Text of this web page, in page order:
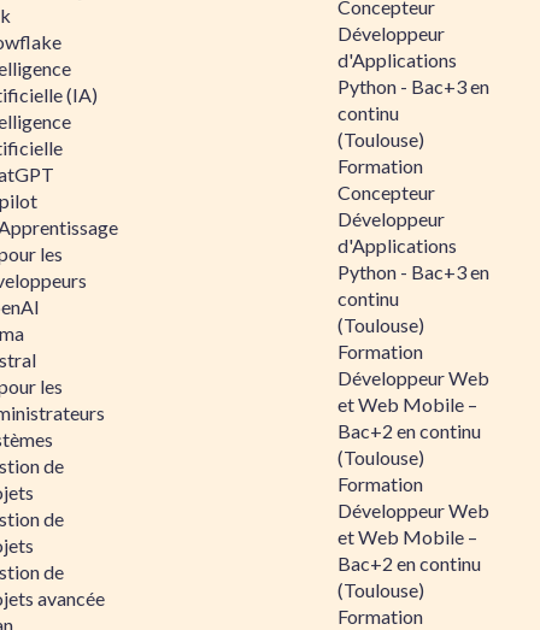
(IA)
les
les
de
de
de
avancée
Concepteur
Développeur
d'Applications
Python - Bac+3 en
continu
(Toulouse)
Formation
Concepteur
Développeur
d'Applications
Python - Bac+3 en
continu
(Toulouse)
Formation
Développeur Web
et Web Mobile –
Bac+2 en continu
(Toulouse)
Formation
Développeur Web
et Web Mobile –
Bac+2 en continu
(Toulouse)
Formation